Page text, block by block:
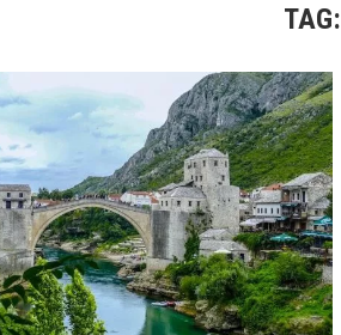
TAG: